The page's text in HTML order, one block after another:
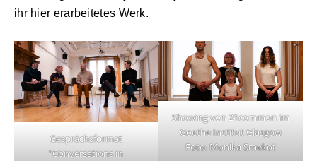
ihr hier erarbeitetes Werk.
Gesprächsformat
"Conversations in
Showing von 21common im
Goethe Institut Glasgow
Foto: Monika Smekot